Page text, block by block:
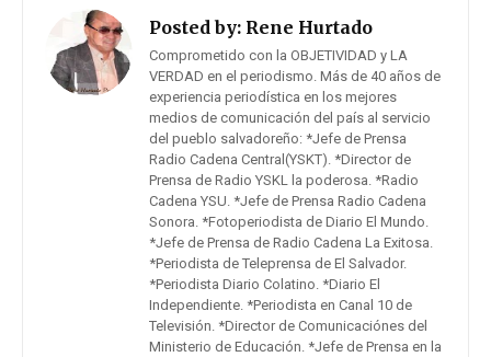
Posted by: Rene Hurtado
Comprometido con la OBJETIVIDAD y LA
VERDAD en el periodismo. Más de 40 años de
experiencia periodística en los mejores
medios de comunicación del país al servicio
del pueblo salvadoreño: *Jefe de Prensa
Radio Cadena Central(YSKT). *Director de
Prensa de Radio YSKL la poderosa. *Radio
Cadena YSU. *Jefe de Prensa Radio Cadena
Sonora. *Fotoperiodista de Diario El Mundo.
*Jefe de Prensa de Radio Cadena La Exitosa.
*Periodista de Teleprensa de El Salvador.
*Periodista Diario Colatino. *Diario El
Independiente. *Periodista en Canal 10 de
Televisión. *Director de Comunicaciónes del
Ministerio de Educación. *Jefe de Prensa en la